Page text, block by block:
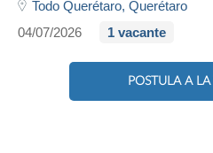
Todo Querétaro, Querétaro
04/07/2026
1 vacante
POSTULA A